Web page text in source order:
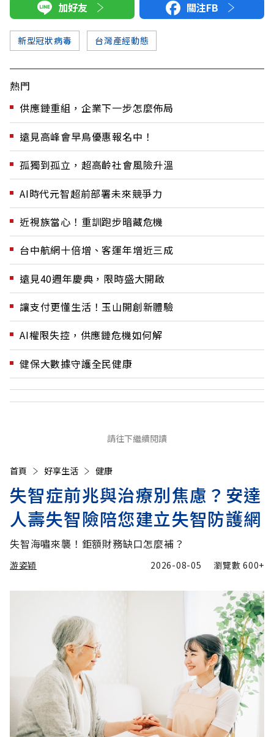
加好友 關注FB
新型冠狀病毒 台灣產經動態
熱門
供應鏈重組，企業下一步怎麼佈局
遠見高峰會早鳥優惠報名中！
孤獨到孤立，超高齡社會風險升溫
AI時代元智超前部署未來競爭力
近視族當心！重訓跑步暗藏危機
台中航網十倍增、客運年增近三成
遠見40週年慶典，限時盛大開啟
讓支付更懂生活！玉山開創新體驗
AI權限失控，供應鏈危機如何解
健保大數據守護全民健康
請往下繼續閱讀
首頁 好享生活 健康
失智症前兆與治療別焦慮？安達
人壽失智險陪您建立失智防護網
失智海嘯來襲！鉅額財務缺口怎麼補？
游姿穎 2026-08-05 瀏覽數600+